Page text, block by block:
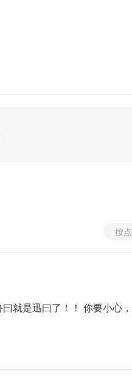
按
就是迅曰了！！ 你要小心